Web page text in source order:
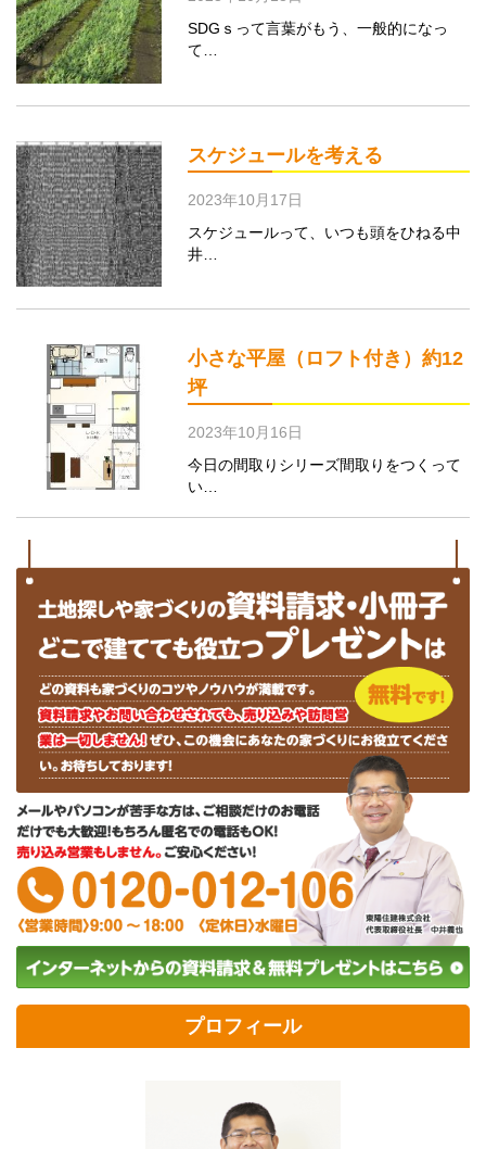
SDGｓって言葉がもう、一般的になっ
て…
スケジュールを考える
2023年10月17日
スケジュールって、いつも頭をひねる中
井…
小さな平屋（ロフト付き）約12
坪
2023年10月16日
今日の間取りシリーズ間取りをつくって
い…
プロフィール